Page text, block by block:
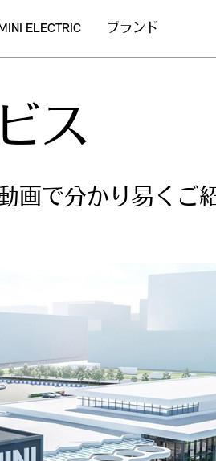
MINI ELECTRIC ブランド
ス
画で分かり易くご